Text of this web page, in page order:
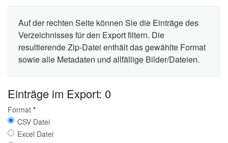
Auf der rechten Seite können Sie die Einträge des
Verzeichnisses für den Export filtern. Die
resultierende Zip-Datei enthält das gewählte Format
sowie alle Metadaten und allfällige Bilder/Dateien.
Einträge im Export: 0
Format *
CSV Datei
Excel Datei